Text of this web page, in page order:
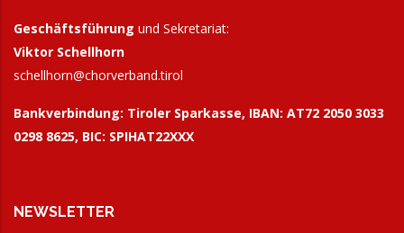
Geschäftsführung und Sekretariat:
Viktor Schellhorn
schellhorn@chorverband.tirol
Bankverbindung: Tiroler Sparkasse, IBAN: AT72 2050 3033
0298 8625, BIC: SPIHAT22XXX
NEWSLETTER